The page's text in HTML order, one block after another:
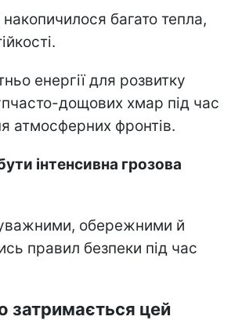
багато тепла,
енергії для розвитку
дощових хмар під час
атмосферних фронтів.
інтенсивна грозова
обережними й
правил безпеки під час
затримається цей